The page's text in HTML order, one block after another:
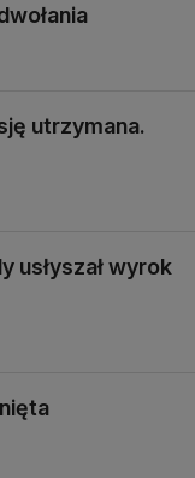
utrzymana.
usłyszał wyrok